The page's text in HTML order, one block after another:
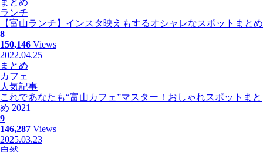
まとめ
ランチ
【富山ランチ】インスタ映えもするオシャレなスポットまとめ
8
150,146 Views
2022.04.25
まとめ
カフェ
人気記事
これであなたも“富山カフェ”マスター！おしゃれスポットまと
め 2021
9
146,287 Views
2025.03.23
自然